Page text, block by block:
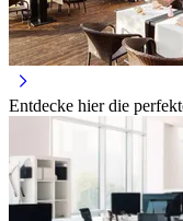
Entdecke hier die